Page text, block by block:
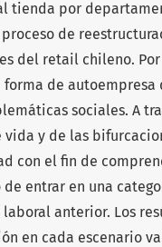
tienda por
de
del retail chileno.
forma de
sociales. A
y de las
con el fin de
entrar en una
anterior. Los
en cada escenario